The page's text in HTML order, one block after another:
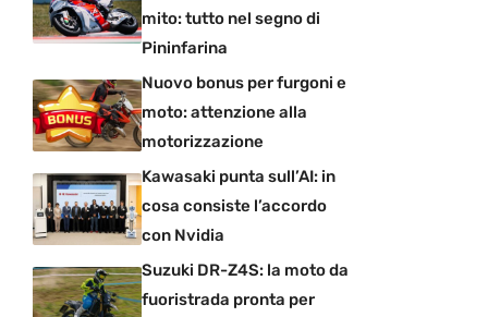
mito: tutto nel segno di
Pininfarina
Nuovo bonus per furgoni e
moto: attenzione alla
motorizzazione
Kawasaki punta sull’AI: in
cosa consiste l’accordo
con Nvidia
Suzuki DR-Z4S: la moto da
fuoristrada pronta per